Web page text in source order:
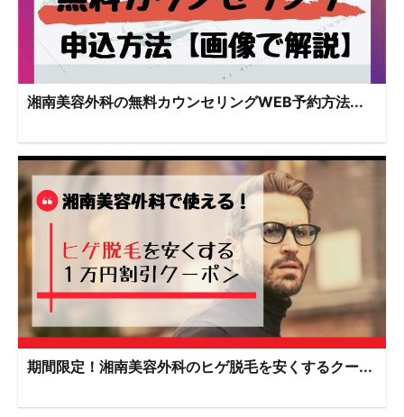
湘南美容外科の無料カウンセリングWEB予約方法...
期間限定！湘南美容外科のヒゲ脱毛を安くするクー...